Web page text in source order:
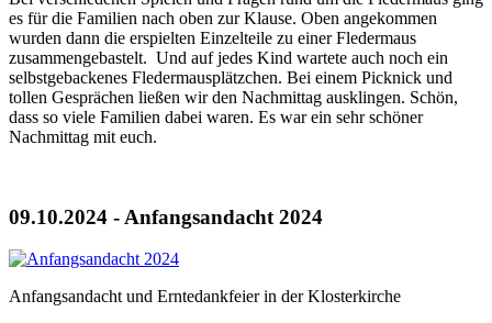
es für die Familien nach oben zur Klause. Oben angekommen
wurden dann die erspielten Einzelteile zu einer Fledermaus
zusammengebastelt. Und auf jedes Kind wartete auch noch ein
selbstgebackenes Fledermausplätzchen. Bei einem Picknick und
tollen Gesprächen ließen wir den Nachmittag ausklingen. Schön,
dass so viele Familien dabei waren. Es war ein sehr schöner
Nachmittag mit euch.
09.10.2024 - Anfangsandacht 2024
Anfangsandacht und Erntedankfeier in der Klosterkirche